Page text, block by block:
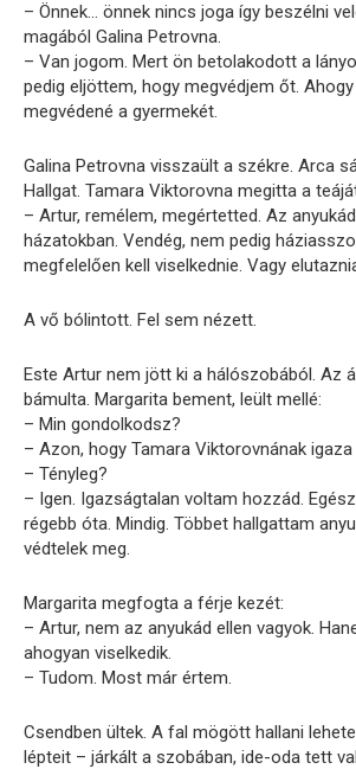
– Önnek… önnek nincs joga így beszélni
magából Galina Petrovna.
– Van jogom. Mert ön betolakodott a
pedig eljöttem, hogy megvédjem őt.
megvédené a gyermekét.
Galina Petrovna visszaült a székre. Arca
Hallgat. Tamara Viktorovna megitta a
– Artur, remélem, megértetted. Az
házatokban. Vendég, nem pedig
megfelelően kell viselkednie. Vagy
A vő bólintott. Fel sem nézett.
Este Artur nem jött ki a hálószobából. Az
bámulta. Margarita bement, leült mellé:
– Min gondolkodsz?
– Azon, hogy Tamara Viktorovnának igaza
– Tényleg?
– Igen. Igazságtalan voltam hozzád.
régebb óta. Mindig. Többet hallgattam
védtelek meg.
Margarita megfogta a férje kezét:
– Artur, nem az anyukád ellen vagyok.
ahogyan viselkedik.
– Tudom. Most már értem.
Csendben ültek. A fal mögött hallani
lépteit – járkált a szobában, ide-oda tett